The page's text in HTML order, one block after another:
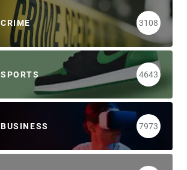
CRIME 3108
SPORTS 4643
BUSINESS 7973